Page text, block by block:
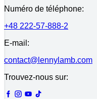
Numéro de téléphone:
+48 222-57-888-2
E-mail:
contact@lennylamb.com
Trouvez-nous sur: